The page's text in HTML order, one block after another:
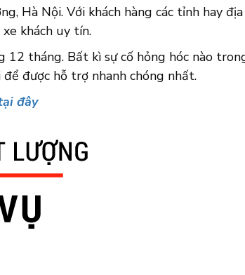
Hà Nội. Với khách hàng các tỉnh hay
khách uy tín.
12 tháng. Bất kì sự cố hỏng hóc nào
được hỗ trợ nhanh chóng nhất.
đây